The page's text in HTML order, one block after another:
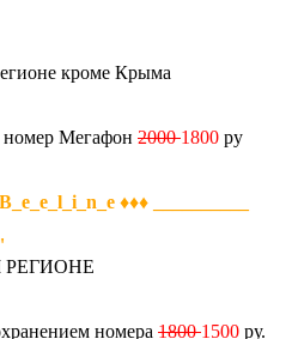
кроме Крыма
номер Мегафон 20001800 ру
♦♦♦ __________
РЕГИОНЕ
номера 18001500 ру.